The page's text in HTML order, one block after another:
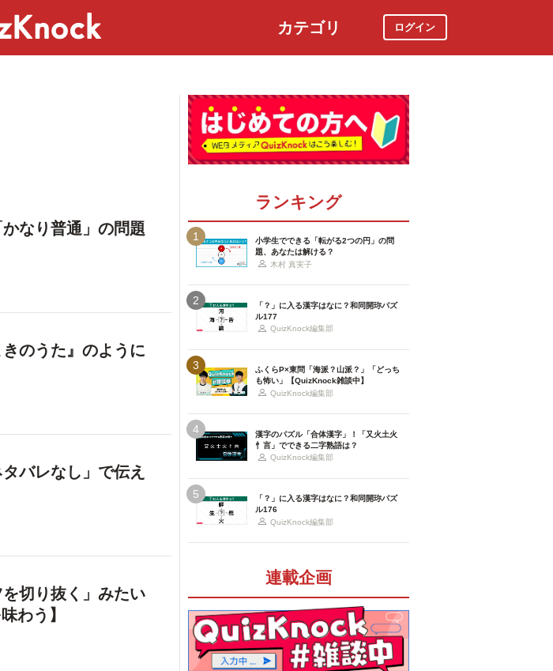
カテゴリ ログイン
なり普通」の問題
のうた』のように
バレなし」で伝え
切り抜く」みたい
わう】
ランキング
1
小学生でできる「転がる2つの円」の問
題、あなたは解ける？
木村 真実子
2
「？」に入る漢字はなに？和同開珎パズ
ル177
QuizKnock編集部
3
ふくらP×東問「海派？山派？」「どっち
も怖い」【QuizKnock雑談中】
QuizKnock編集部
4
漢字のパズル「合体漢字」！「又火土火
忄言」でできる二字熟語は？
QuizKnock編集部
5
「？」に入る漢字はなに？和同開珎パズ
ル176
QuizKnock編集部
連載企画